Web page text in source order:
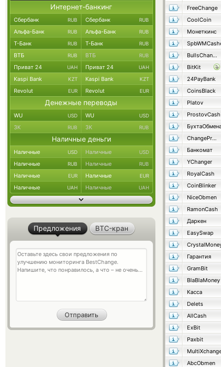
FreeChange
CoolCoin
Монеткинс
BullsChange
BitKit
24PayBank
CoinsBlack
Platov
ProstovCash
ChangeProject
Банкомат
YChanger
RoyalCash
CoinBlinker
NiceObmen
RamonCash
Даркен
EasySwap
Гарантия
GramBit
BlaBlaMoney
Касса
Delets
AllCash
ExBit
Paxbit
AbcObmen
Интернет-банкинг
Сбербанк RUB Сбербанк RUB
Альфа-Банк RUB Альфа-Банк RUB
Т-Банк RUB Т-Банк RUB
ВТБ RUB ВТБ RUB
Приват 24 UAH Приват 24 UAH
Kaspi Bank KZT Kaspi Bank KZT
Revolut EUR Revolut EUR
Денежные переводы
WU USD WU USD
ЗК RUB ЗК RUB
Наличные деньги
Наличные USD Наличные USD
Наличные RUB Наличные RUB
Наличные EUR Наличные EUR
Наличные UAH Наличные UAH
Предложения BTC-кран